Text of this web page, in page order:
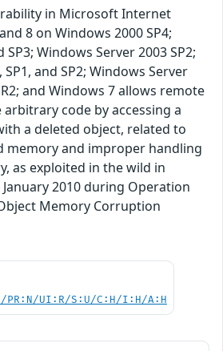
in Microsoft Internet
8 on Windows 2000 SP4;
SP3; Windows Server 2003 SP2;
and SP2; Windows Server
and Windows 7 allows remote
code by accessing a
a deleted object, related to
memory and improper handling
as exploited in the wild in
2010 during Operation
Memory Corruption
PR:N/UI:R/S:U/C:H/I:H/A:H